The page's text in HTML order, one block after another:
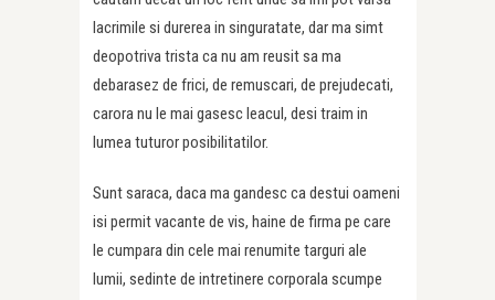
lacrimile si durerea in singuratate, dar ma simt
deopotriva trista ca nu am reusit sa ma
debarasez de frici, de remuscari, de prejudecati,
carora nu le mai gasesc leacul, desi traim in
lumea tuturor posibilitatilor.
Sunt saraca, daca ma gandesc ca destui oameni
isi permit vacante de vis, haine de firma pe care
le cumpara din cele mai renumite targuri ale
lumii, sedinte de intretinere corporala scumpe